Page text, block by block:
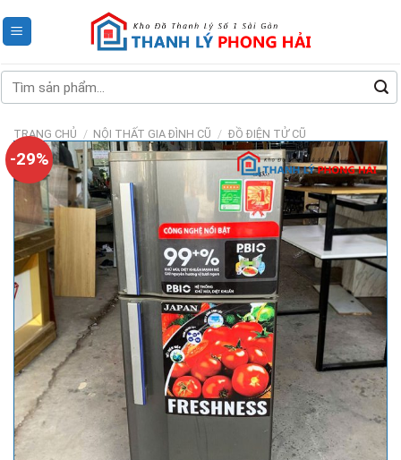
to
Tìm
kiếm:
TRANG CHỦ / NỘI THẤT GIA ĐÌNH CŨ / ĐỒ ĐIỆN TỬ CŨ
-29%